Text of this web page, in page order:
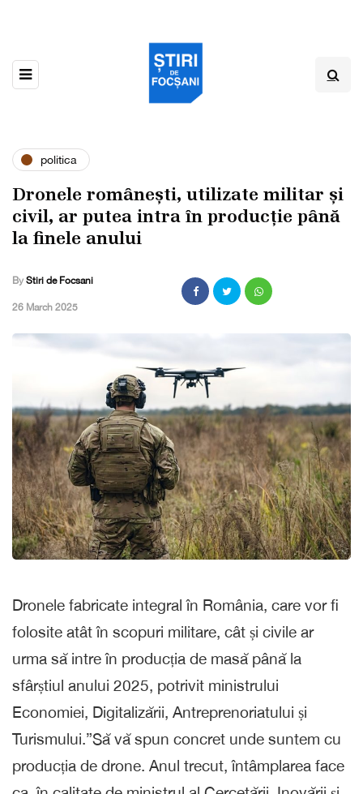
politica
Dronele românești, utilizate militar și
civil, ar putea intra în producție până
la finele anului
By Stiri de Focsani
,26 March 2025
Dronele fabricate integral în România, care vor fi
folosite atât în scopuri militare, cât și civile ar
urma să intre în producția de masă până la
sfârștiul anului 2025, potrivit ministrului
Economiei, Digitalizării, Antreprenoriatului și
Turismului.”Să vă spun concret unde suntem cu
producția de drone. Anul trecut, întâmplarea face